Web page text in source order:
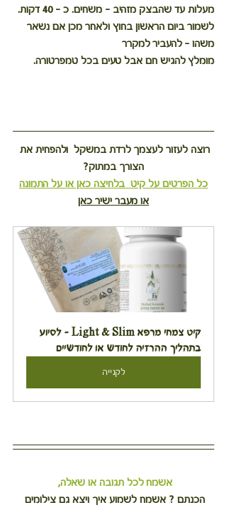
מעלות עד שהבצק מזהיב – משחים. כ – 40 דקות.
לשמור ביום הראשון בחוץ ולאחר מכן אם נשאר
משהו – להעביר למקרר
מומלץ להגיש חם אבל טעים בכל טמפרטורה.
רוצה לעזור לעצמך לרדת במשקל  ולהפחית את
הצורך במתוק?
כל הפרטים על קיט  בלחיצה כאן או על התמונה
או מעבר ישיר כאן
קיט צמחי מרפא Light & Slim - לסיוע
בתהליך ההרזיה לחודש או לחודשיים
לקנייה
אשמח לכל תגובה או שאלה,
הכנתם ? אשמח לשמוע איך ויצא גם צילומים